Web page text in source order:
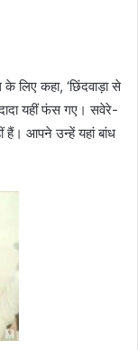
लिए कहा, ‘छिंदवाड़ा से
यहीं फंस गए। सवेरे-
हैं। आपने उन्हें यहां बांध